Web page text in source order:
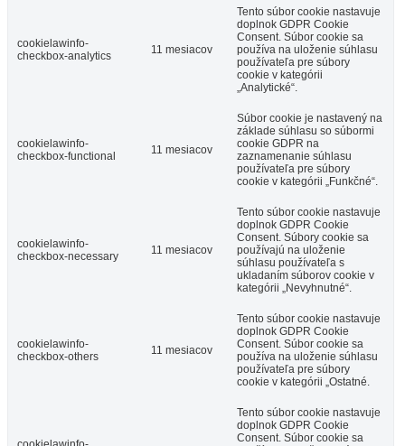
cookielawinfo-
checkbox-analytics
11 mesiacov
Tento súbor cookie nastavuje
doplnok GDPR Cookie
Consent. Súbor cookie sa
používa na uloženie súhlasu
používateľa pre súbory
cookie v kategórii
„Analytické“.
cookielawinfo-
checkbox-functional
11 mesiacov
Súbor cookie je nastavený na
základe súhlasu so súbormi
cookie GDPR na
zaznamenanie súhlasu
používateľa pre súbory
cookie v kategórii „Funkčné“.
cookielawinfo-
checkbox-necessary
11 mesiacov
Tento súbor cookie nastavuje
doplnok GDPR Cookie
Consent. Súbory cookie sa
používajú na uloženie
súhlasu používateľa s
ukladaním súborov cookie v
kategórii „Nevyhnutné“.
cookielawinfo-
checkbox-others
11 mesiacov
Tento súbor cookie nastavuje
doplnok GDPR Cookie
Consent. Súbor cookie sa
používa na uloženie súhlasu
používateľa pre súbory
cookie v kategórii „Ostatné.
Tento súbor cookie nastavuje
doplnok GDPR Cookie
Consent. Súbor cookie sa